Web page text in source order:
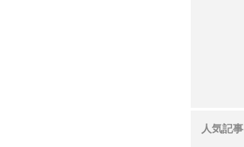
人気記事